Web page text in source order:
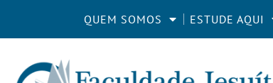
QUEM SOMOS ESTUDE AQUI